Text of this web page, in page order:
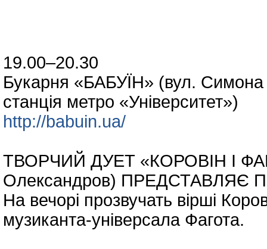
19.00–20.30
Букарня «БАБУЇН» (вул.
станція метро «Університет»)
http://babuin.ua/
ТВОРЧИЙ ДУЕТ «КОРОВІН І
Олександров)
На вечорі прозвучать вірші
музиканта-універсала Фагота.